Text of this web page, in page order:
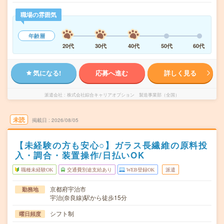
職場の雰囲気
年齢層
20代
30代 40代 50代 60代
気になる! 応募へ進む 詳しく見る
派遣会社 株式会社綜合キャリアオプション 製造事業部（全国）
未読 掲載日 2026/08/05
【未経験の方も安心○】ガラス長繊維の原料投
入・調合・装置操作/日払いOK
職種未経験OK 交通費別途支給あり WEB登録OK 派遣
勤務地
京都府宇治市
宇治(奈良線)駅から徒歩15分
曜日頻度 シフト制